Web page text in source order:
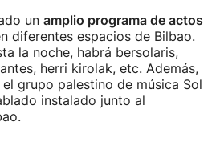
un amplio programa de actos
diferentes espacios de Bilbao.
la noche, habrá bersolaris,
herri kirolak, etc. Además,
grupo palestino de música Sol
instalado junto al